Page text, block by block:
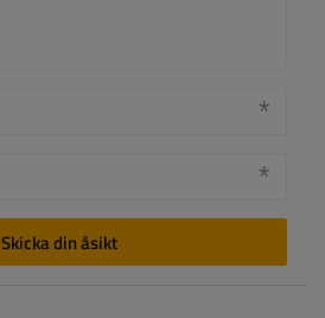
Skicka din åsikt